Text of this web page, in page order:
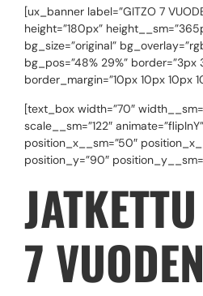
[ux_banner label=”GITZO 7
height=”180px”
bg_size=”original”
bg_pos=”48% 29%” border=”3px
border_margin=”10px 10px 10px
[text_box width=”70″
scale__sm=”122″
position_x__sm=”50″
position_y=”90″
7